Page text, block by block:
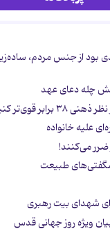
بود از جنس مردم،
چله دعای عهد
قوی‌تر کنیم؟
ضرر می‌کنند!
طبیعت
شهدای بیت رهبری
ویژه روز جهانی قدس